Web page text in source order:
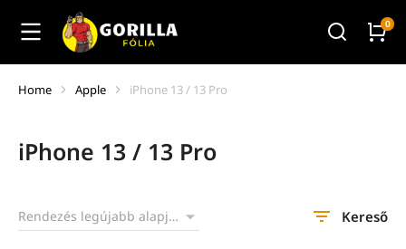
You are here:
Home Apple iPhone 13 / 13 Pro
iPhone 13 / 13 Pro
Kereső